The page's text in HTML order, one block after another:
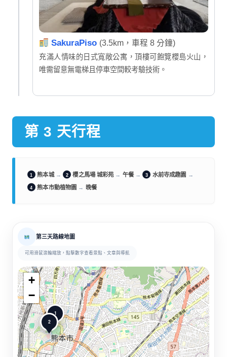
SakuraPiso (3.5km，車程 8 分鐘)
充滿人情味的日式寬敞公寓，頂樓可飽覽櫻島火山，
唯需留意無電梯且停車空間較考驗技術。
第 3 天行程
1 熊本城 → 2 櫻之馬場 城彩苑 → 午餐 → 3 水前寺成趣園 →
4 熊本市動植物園 → 晚餐
第三天路線地圖
可用滑鼠滾輪縮放，點擊數字查看景點、文章與導航
1
2
+
−